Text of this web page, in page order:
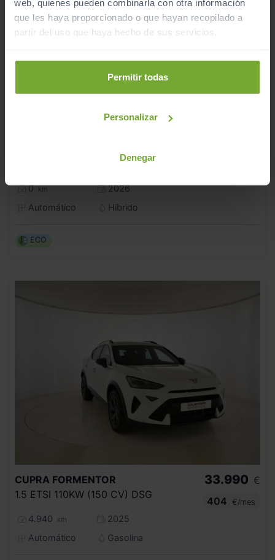
web, quienes pueden combinarla con otra información
que les haya proporcionado o que hayan recopilado a
partir del uso que haya hecho de sus servicios.
Permitir todas
Personalizar
Denegar
HEV 1.6GDI 138CV DT N LINE
0 km
2026
Automático
Híbrido
ECO
CUPRA FORMENTOR
1.5 ETSI 110KW (150 CV) DSG
4.940 km
2025
Automático
Gasolina
33.990 €
404
€/mes